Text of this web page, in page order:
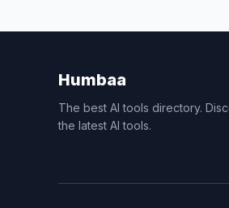
Humbaa
The best AI tools directory.
the latest AI tools.